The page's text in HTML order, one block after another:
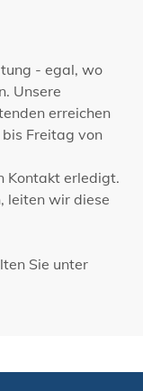
- egal, wo
Unsere
erreichen
Freitag von
Kontakt erledigt.
leiten wir diese
Sie unter